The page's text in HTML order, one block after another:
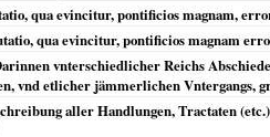
qua evincitur, pontificios magnam,
qua evincitur, pontificios magnam
vnterschiedlicher Reichs
vnd etlicher jämmerlichen Vntergangs,
aller Handlungen, Tractaten